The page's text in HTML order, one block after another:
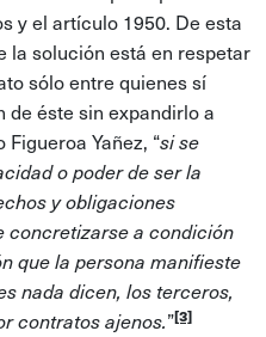
y el artículo 1950. De esta
la solución está en respetar
sólo entre quienes sí
éste sin expandirlo a
Yañez, “si se
o poder de ser la
y obligaciones
concretizarse a condición
que la persona manifieste
nada dicen, los terceros,
contratos ajenos.”[3]